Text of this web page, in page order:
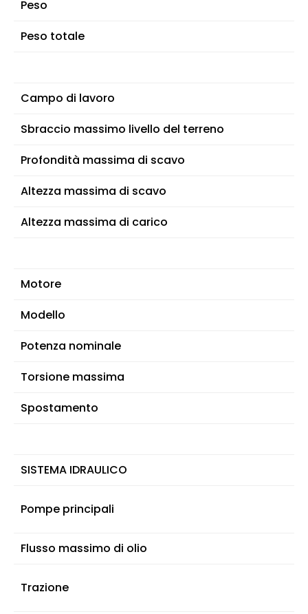
Peso
Peso totale
Campo di lavoro
Sbraccio massimo livello del terreno
Profondità massima di scavo
Altezza massima di scavo
Altezza massima di carico
Motore
Modello
Potenza nominale
Torsione massima
Spostamento
SISTEMA IDRAULICO
Pompe principali
Flusso massimo di olio
Trazione